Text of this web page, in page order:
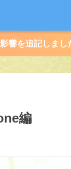
響を追記しまし
編